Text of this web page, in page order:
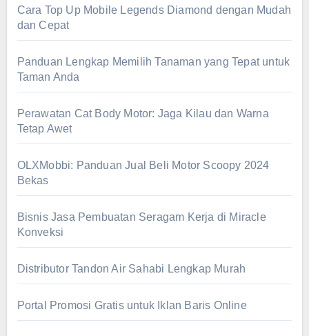
Cara Top Up Mobile Legends Diamond dengan Mudah
dan Cepat
Panduan Lengkap Memilih Tanaman yang Tepat untuk
Taman Anda
Perawatan Cat Body Motor: Jaga Kilau dan Warna
Tetap Awet
OLXMobbi: Panduan Jual Beli Motor Scoopy 2024
Bekas
Bisnis Jasa Pembuatan Seragam Kerja di Miracle
Konveksi
Distributor Tandon Air Sahabi Lengkap Murah
Portal Promosi Gratis untuk Iklan Baris Online